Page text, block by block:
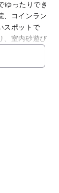
ゆったりでき
、コインラン
スポットで
、室内砂遊び
いても